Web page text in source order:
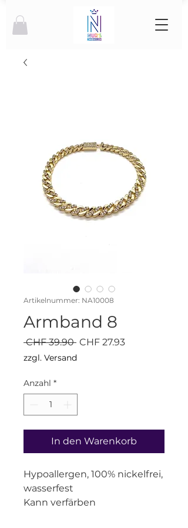
Artikelnummer: NA10008
Armband 8
CHF 39.90 Standardpreis
CHF 27.93Sale-
zzgl. Versand
Anzahl *
In den Warenkorb
Hypoallergen, 100% nickelfrei,
wasserfest
Kann verfärben